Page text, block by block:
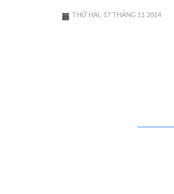
THỨ HAI, 17 THÁNG 11 2014